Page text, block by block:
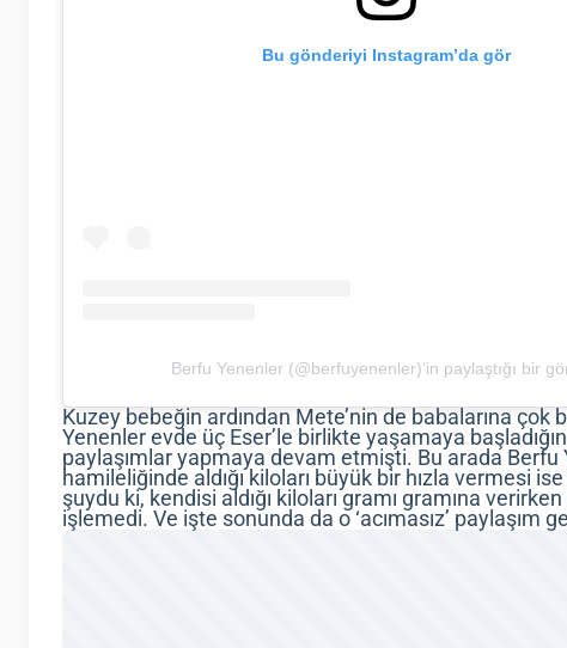
Bu gönderiyi Instagram’da gör
Berfu Yenenler (@berfuyenenler)’in paylaştığı bir
Kuzey bebeğin ardından Mete’nin de babalarına çok
Yenenler evde üç Eser’le birlikte yaşamaya
paylaşımlar yapmaya devam etmişti. Bu arada Berfu
hamileliğinde aldığı kiloları büyük bir hızla vermesi
şuydu ki, kendisi aldığı kiloları gramı gramına
işlemedi. Ve işte sonunda da o ‘acımasız’ paylaşım